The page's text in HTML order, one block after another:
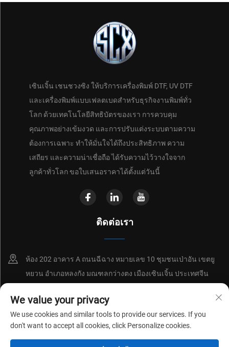
เซินเจิ้น เชนชวงซิง ให้บริการเครื่องพิมพ์ DTF, UV DTF
และเครื่องพิมพ์แบบเฟลตเบดสำหรับธุรกิจงานพิมพ์ทั่ว
โลก ด้วยเทคโนโลยีสิทธิบัตรของเรา การควบคุม
คุณภาพอย่างเข้มงวด และการปรับแต่งระบบตามความ
ต้องการเฉพาะ ทำให้มั่นใจได้ถึงประสิทธิภาพ ความ
เสถียร และความน่าเชื่อถือ ได้รับความไว้วางใจจาก
ลูกค้าทั่วโลก ขอใบเสนอราคาได้ตั้งแต่วันนี้
ติดต่อเรา
ห้อง 202 อาคาร A ถนนฉีฉาง หมายเลข 10 ชุมชนเป่าอัน เขตยู
หยวน อำเภอหลงกัง มณฑลกว่างตง เมืองเซินเจิ้น ประเทศจีน
+86-18214652676
[email protected]
We value your privacy
We use cookies and similar tools to provide our services. If you
don't want to accept all cookies, click Personalize cookies.